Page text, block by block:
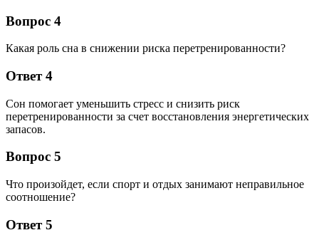
Вопрос 4
Какая роль сна в снижении риска перетренированности?
Ответ 4
Сон помогает уменьшить стресс и снизить риск
перетренированности за счет восстановления энергетических
запасов.
Вопрос 5
Что произойдет, если спорт и отдых занимают неправильное
соотношение?
Ответ 5